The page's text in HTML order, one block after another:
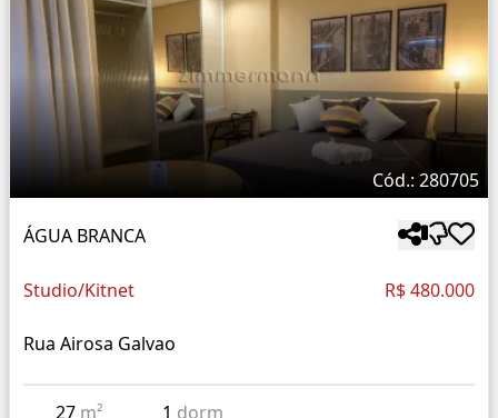
Cód.: 280705
ÁGUA BRANCA
Studio/Kitnet R$ 480.000
Rua Airosa Galvao
27 m² 1 dorm